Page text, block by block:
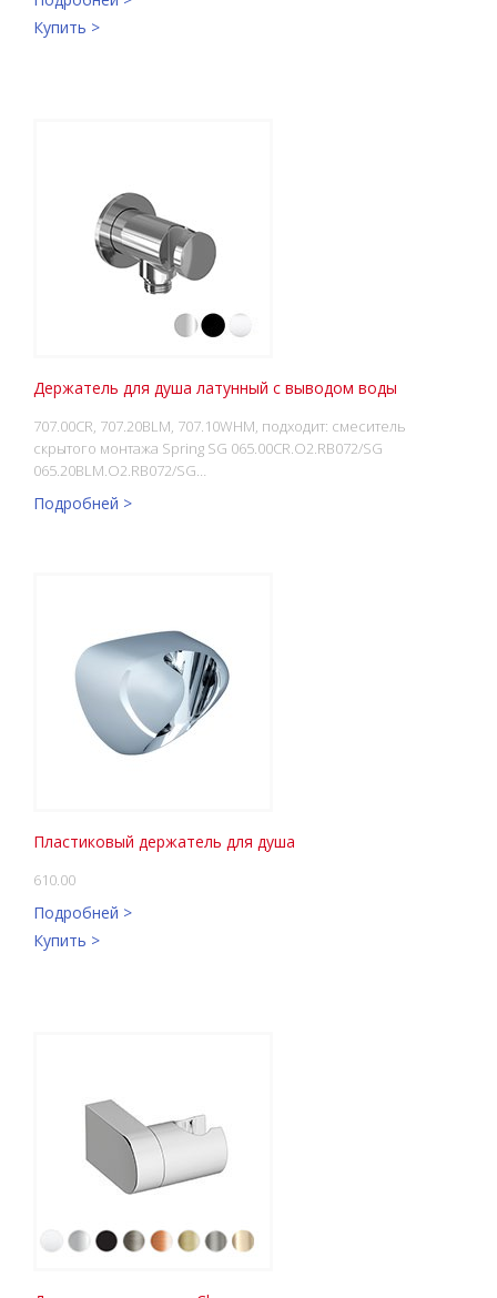
Купить >
Держатель для душа латунный с выводом воды
707.00CR, 707.20BLM, 707.10WHM, подходит: смеситель
скрытого монтажа Spring SG 065.00CR.O2.RB072/SG
065.20BLM.O2.RB072/SG…
Подробней >
Пластиковый держатель для душа
610.00
Подробней >
Купить >